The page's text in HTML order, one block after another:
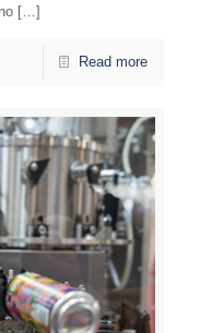
[…]
Read more